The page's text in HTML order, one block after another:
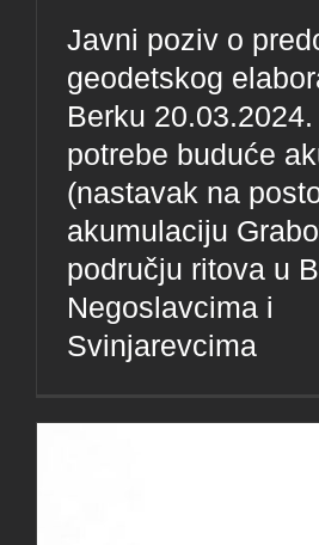
Javni poziv o
geodetskog
Berku
potrebe buduće
(nastavak na
akumulaciju
području ritova u
Negoslavcima i
Svinjarevcima